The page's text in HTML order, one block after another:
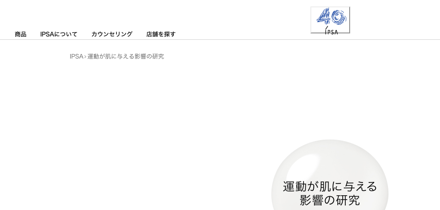
商品 IPSAについて カウンセリング 店舗を探す
IPSA 運動が肌に与える影響の研究
運動が肌に与える
影響の研究